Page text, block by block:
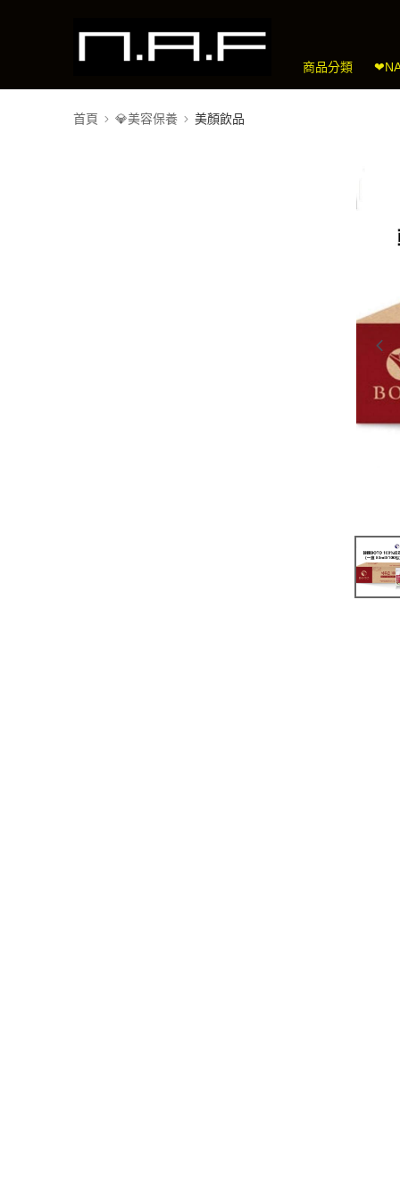
商品分類
首頁 💎美容保養 美顏飲品